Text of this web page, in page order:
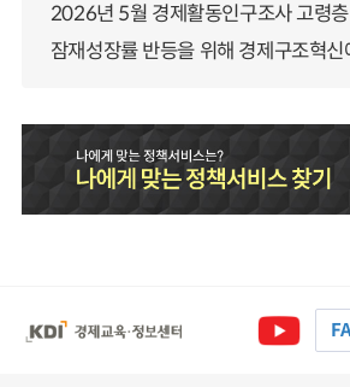
2026년 5월 경제활동인구조사 고령